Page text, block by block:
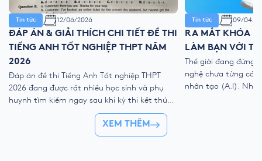
Tin tức 12/06/2026
ĐÁP ÁN & GIẢI THÍCH CHI TIẾT ĐỀ THI
TIẾNG ANH TỐT NGHIỆP THPT NĂM
2026
Đáp án đề thi Tiếng Anh Tốt nghiệp THPT
2026 đang được rất nhiều học sinh và phụ
huynh tìm kiếm ngay sau khi kỳ thi kết thúc.
Để giúp thí sinh nhanh chóng đối chiếu kết
quả và đánh giá bài làm của mình, YOLA cập
nhật đề thi chính thức, đáp án tham […]
Tin tức 09/04/
RA MẮT KHÓA
LÀM BẠN VỚI
Thế giới đang đứng
nghệ chưa từng có
nhân tạo (A.I).
XEM THÊM